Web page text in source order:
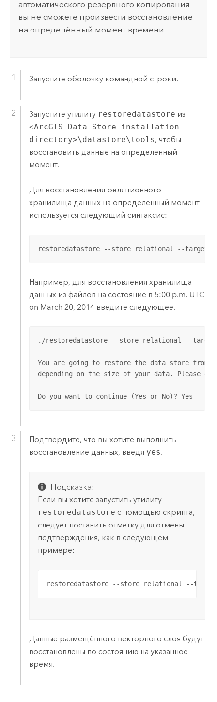
автоматического резервного копирования
вы не сможете произвести восстановление
на определённый момент времени.
Запустите оболочку командной строки.
Запустите утилиту restoredatastore из
<ArcGIS Data Store installation
directory>\datastore\tools, чтобы
восстановить данные на определенный
момент.
Для восстановления реляционного
хранилища данных на определенный момент
используется следующий синтаксис:
restoredatastore --store relational --target
Например, для восстановления хранилища
данных из файлов на состояние в 5:00 p.m. UTC
on March 20, 2014 введите следующее.
./restoredatastore --store relational --target
You are going to restore the data store from
depending on the size of your data. Please
Do you want to continue (Yes or No)? Yes
Подтвердите, что вы хотите выполнить
восстановление данных, введя yes.
Подсказка:
Если вы хотите запустить утилиту
restoredatastore с помощью скрипта,
следует поставить отметку для отмены
подтверждения, как в следующем
примере:
restoredatastore --store relational --target
Данные размещённого векторного слоя будут
восстановлены по состоянию на указанное
время.